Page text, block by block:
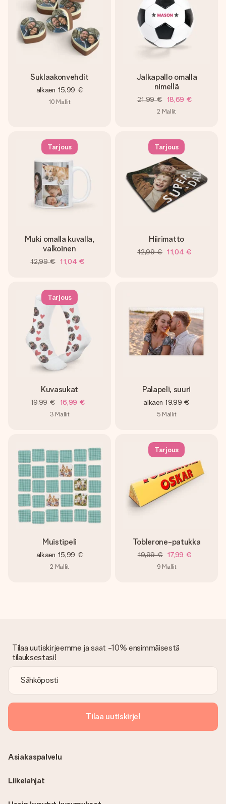
Suklaakonvehdit
alkaen 15,99 €
10 Mallit
Jalkapallo omalla
nimellä
21,99 € 18,69 €
2 Mallit
Tarjous
Muki omalla kuvalla,
valkoinen
12,99 € 11,04 €
Tarjous
Hiirimatto
12,99 € 11,04 €
Tarjous
Kuvasukat
19,99 € 16,99 €
3 Mallit
Palapeli, suuri
alkaen 19,99 €
5 Mallit
Muistipeli
alkaen 15,99 €
2 Mallit
Tarjous
Toblerone-patukka
19,99 € 17,99 €
9 Mallit
Tilaa uutiskirjeemme ja saat -10% ensimmäisestä
tilauksestasi!
Tilaa uutiskirje!
Asiakaspalvelu
Liikelahjat